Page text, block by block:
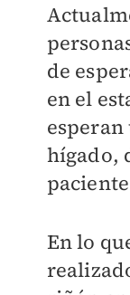
de
en el
hígado,
En lo